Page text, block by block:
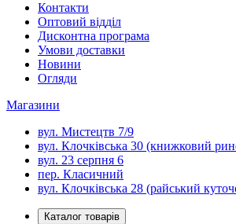
Контакти
Оптовий відділ
Дисконтна програма
Умови доставки
Новини
Огляди
Магазини
вул. Мистецтв 7/9
вул. Клочківська 30 (книжковий
вул. 23 серпня 6
пер. Класичний
вул. Клочківська 28 (райський
Каталог товарів